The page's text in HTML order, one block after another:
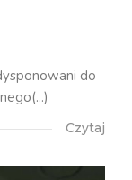
do
Czytaj